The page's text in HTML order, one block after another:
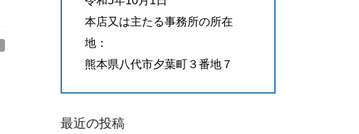
本店又は主たる事務所の所在
地：
熊本県八代市夕葉町３番地７
最近の投稿